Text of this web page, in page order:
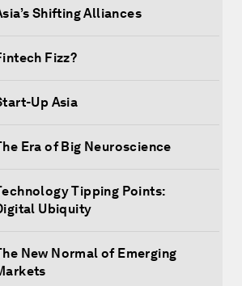
Shifting Alliances
Fizz?
Up Asia
Era of Big Neuroscience
Tipping Points:
Ubiquity
New Normal of Emerging